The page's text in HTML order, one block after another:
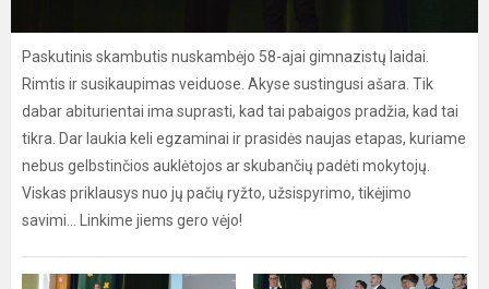
Paskutinis skambutis nuskambėjo 58-ajai gimnazistų laidai.
Rimtis ir susikaupimas veiduose. Akyse sustingusi ašara. Tik
dabar abiturientai ima suprasti, kad tai pabaigos pradžia, kad tai
tikra. Dar laukia keli egzaminai ir prasidės naujas etapas, kuriame
nebus gelbstinčios auklėtojos ar skubančių padėti mokytojų.
Viskas priklausys nuo jų pačių ryžto, užsispyrimo, tikėjimo
savimi... Linkime jiems gero vėjo!